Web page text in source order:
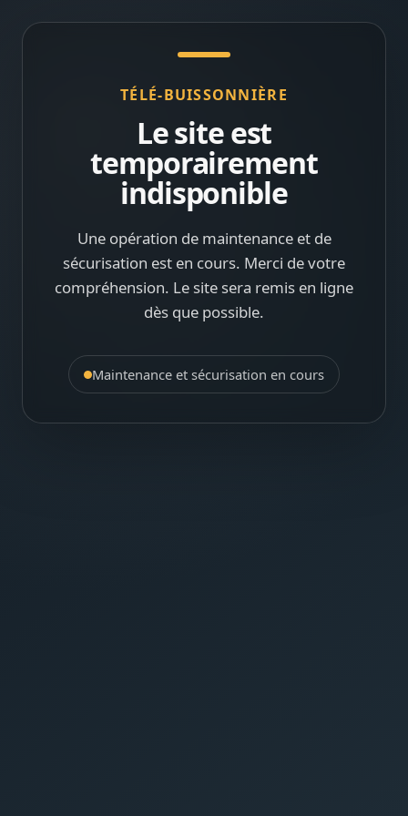
TÉLÉ-BUISSONNIÈRE
Le site est
temporairement
indisponible
Une opération de maintenance et de
sécurisation est en cours. Merci de votre
compréhension. Le site sera remis en ligne
dès que possible.
Maintenance et sécurisation en cours